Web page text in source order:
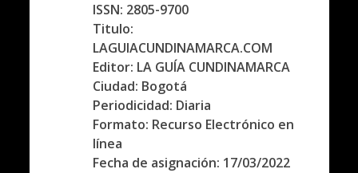
ISSN: 2805-9700
Titulo:
LAGUIACUNDINAMARCA.COM
Editor: LA GUÍA CUNDINAMARCA
Ciudad: Bogotá
Periodicidad: Diaria
Formato: Recurso Electrónico en
línea
Fecha de asignación: 17/03/2022